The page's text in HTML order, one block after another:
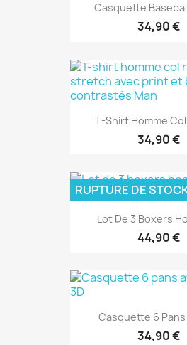
Casquette
34,90 €
T-Shirt Homme
34,90 €
Lot De 3 Boxers
44,90 €
RUPTURE DE
Casquette 6 Pans
34,90 €